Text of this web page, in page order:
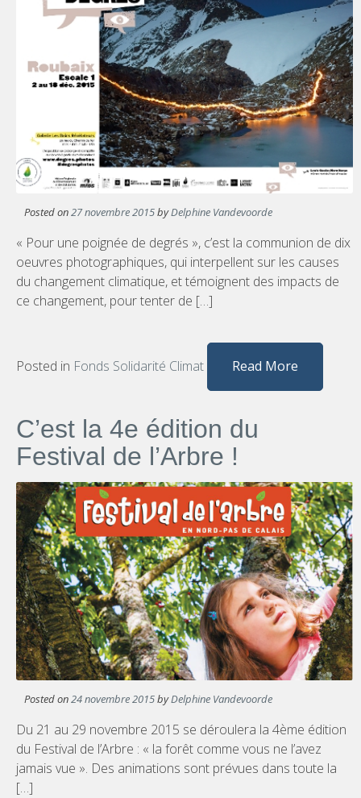
Posted on27 novembre 2015byDelphine Vandevoorde
« Pour une poignée de degrés », c’est la communion de dix
oeuvres photographiques, qui interpellent sur les causes
du changement climatique, et témoignent des impacts de
ce changement, pour tenter de […]
Posted in Fonds Solidarité Climat Read More
C’est la 4e édition du
Festival de l’Arbre !
Posted on24 novembre 2015byDelphine Vandevoorde
Du 21 au 29 novembre 2015 se déroulera la 4ème édition
du Festival de l’Arbre : « la forêt comme vous ne l’avez
jamais vue ». Des animations sont prévues dans toute la
[…]